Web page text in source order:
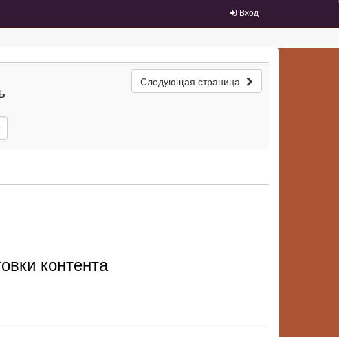
Вход
Следующая страница
контента